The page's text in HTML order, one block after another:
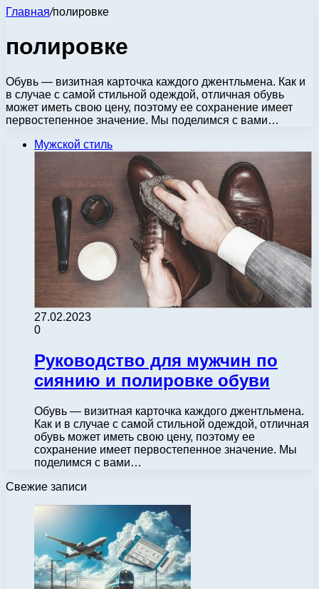
Главная/полировке
полировке
Обувь — визитная карточка каждого джентльмена. Как и
в случае с самой стильной одеждой, отличная обувь
может иметь свою цену, поэтому ее сохранение имеет
первостепенное значение. Мы поделимся с вами…
Мужской стиль
27.02.2023
0
Руководство для мужчин по
сиянию и полировке обуви
Обувь — визитная карточка каждого джентльмена.
Как и в случае с самой стильной одеждой, отличная
обувь может иметь свою цену, поэтому ее
сохранение имеет первостепенное значение. Мы
поделимся с вами…
Свежие записи